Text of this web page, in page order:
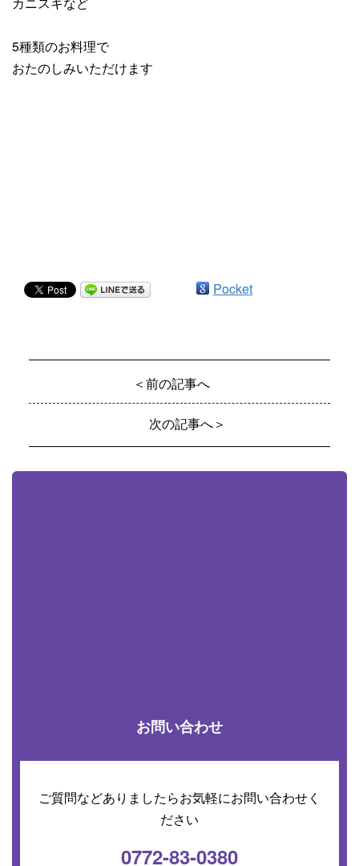
5種類のお料理で
おたのしみいただけます
Pocket
＜前の記事へ
次の記事へ＞
お問い合わせ
ご質問などありましたらお気軽にお問い合わせく
ださい
0772-83-0380